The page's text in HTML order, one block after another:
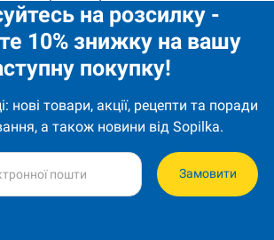
на розсилку -
10% знижку на вашу
покупку!
нові товари, акції, рецепти та поради
а також новини від Sopilka.
Замовити